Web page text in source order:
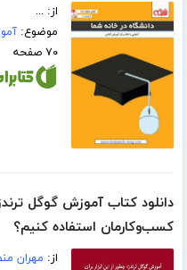
از: ...
موضوع:
۷۰ صفحه
دانلود کتاب آموزش گوگل
کسب‌وکارمان استفاده کنیم؟
از: مهران